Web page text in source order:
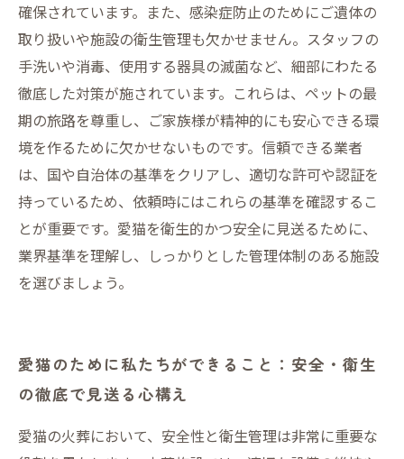
確保されています。また、感染症防止のためにご遺体の
取り扱いや施設の衛生管理も欠かせません。スタッフの
手洗いや消毒、使用する器具の滅菌など、細部にわたる
徹底した対策が施されています。これらは、ペットの最
期の旅路を尊重し、ご家族様が精神的にも安心できる環
境を作るために欠かせないものです。信頼できる業者
は、国や自治体の基準をクリアし、適切な許可や認証を
持っているため、依頼時にはこれらの基準を確認するこ
とが重要です。愛猫を衛生的かつ安全に見送るために、
業界基準を理解し、しっかりとした管理体制のある施設
を選びましょう。
愛猫のために私たちができること：安全・衛生
の徹底で見送る心構え
愛猫の火葬において、安全性と衛生管理は非常に重要な